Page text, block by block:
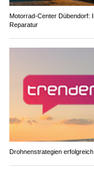
Motorrad-Center Dübendorf:
Reparatur
Drohnenstrategien